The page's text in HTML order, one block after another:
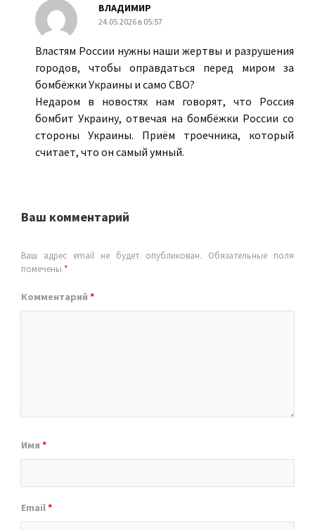
ВЛАДИМИР
24.05.2026 в 05:57
Властям России нужны наши жертвы и разрушения
городов, чтобы оправдаться перед миром за
бомбёжки Украины и само СВО?
Недаром в новостях нам говорят, что Россия
бомбит Украину, отвечая на бомбёжки России со
стороны Украины. Приём троечника, который
считает, что он самый умный.
Ваш комментарий
Ваш адрес email не будет опубликован.
Обязательные поля
помечены *
Комментарий *
Имя *
Email*